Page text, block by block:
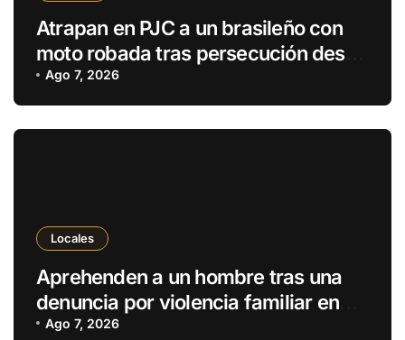
Atrapan en PJC a un brasileño con
moto robada tras persecución desde
Ponta Porã
Ago 7, 2026
Locales
Aprehenden a un hombre tras una
denuncia por violencia familiar en
Pedro Juan Caballero
Ago 7, 2026